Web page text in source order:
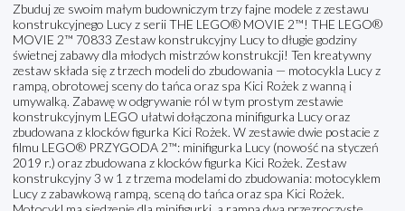
Zbuduj ze swoim małym budowniczym trzy fajne modele z zestawu
konstrukcyjnego Lucy z serii THE LEGO® MOVIE 2™! THE LEGO®
MOVIE 2™ 70833 Zestaw konstrukcyjny Lucy to długie godziny
świetnej zabawy dla młodych mistrzów konstrukcji! Ten kreatywny
zestaw składa się z trzech modeli do zbudowania — motocykla Lucy z
rampą, obrotowej sceny do tańca oraz spa Kici Rożek z wanną i
umywalką. Zabawę w odgrywanie ról w tym prostym zestawie
konstrukcyjnym LEGO ułatwi dołączona minifigurka Lucy oraz
zbudowana z klocków figurka Kici Rożek. W zestawie dwie postacie z
filmu LEGO® PRZYGODA 2™: minifigurka Lucy (nowość na styczeń
2019 r.) oraz zbudowana z klocków figurka Kici Rożek. Zestaw
konstrukcyjny 3 w 1 z trzema modelami do zbudowania: motocyklem
Lucy z zabawkową rampą, sceną do tańca oraz spa Kici Rożek.